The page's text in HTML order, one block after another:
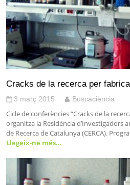
Cracks de la recerca per
3 març 2015 Buscaciència
Cicle de conferències “Cracks de la
organitza la Residència d’Investigadors
de Recerca de Catalunya (CERCA).
Llegeix-ne més…